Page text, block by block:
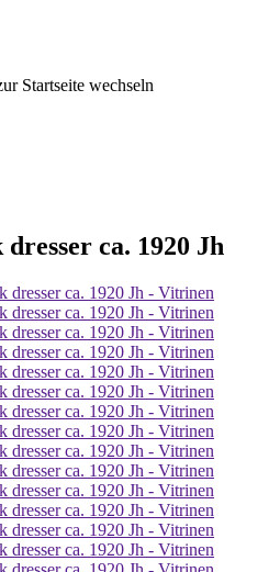
ca. 1920 Jh